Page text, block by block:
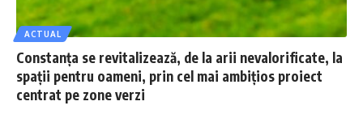
ACTUAL
Constanța se revitalizează, de la arii nevalorificate, la
spații pentru oameni, prin cel mai ambițios proiect
centrat pe zone verzi